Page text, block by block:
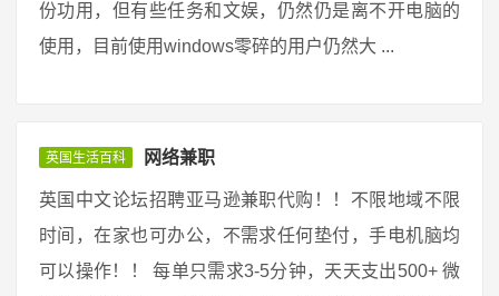
份功用，但有些任务和文娱，仍然仍是离不开电脑的
使用，目前使用windows零碎的用户仍然大 ...
英国生活百科 网络兼职
英国中文论坛招聘亚马逊兼职代购！！不限地域不限
时间，在家也可办公，不需求任何垫付，手电机脑均
可以操作！！ 每单只需求3-5分钟，天天支出500+ 微